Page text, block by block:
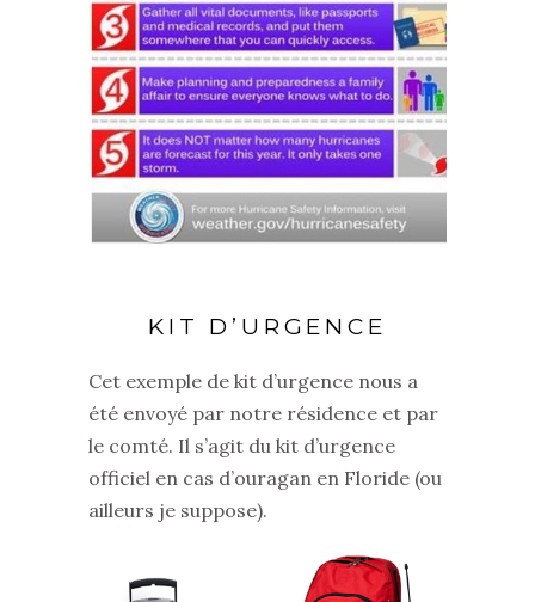
KIT D’URGENCE
Cet exemple de kit d’urgence nous a
été envoyé par notre résidence et par
le comté. Il s’agit du kit d’urgence
officiel en cas d’ouragan en Floride (ou
ailleurs je suppose).